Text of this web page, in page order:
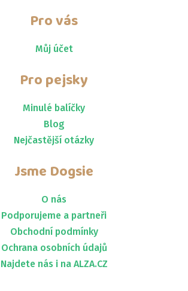
Pro vás
Můj účet
Pro pejsky
Minulé balíčky
Blog
Nejčastější otázky
Jsme Dogsie
O nás
Podporujeme a partneři
Obchodní podmínky
Ochrana osobních údajů
Najdete nás i na ALZA.CZ